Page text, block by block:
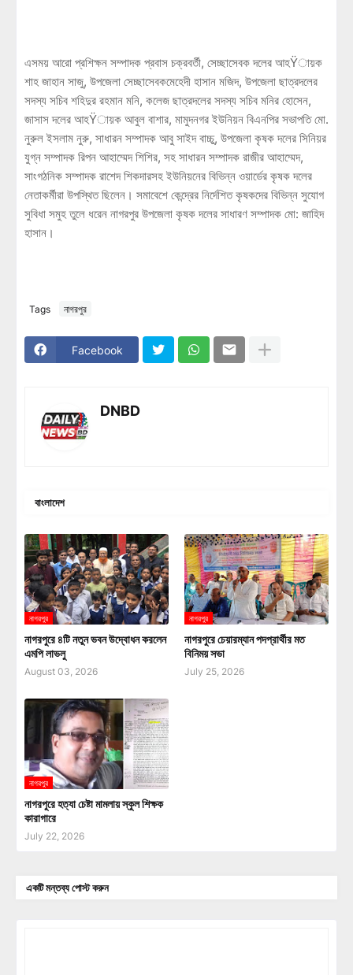
এসময় আরো প্রশিক্ষন সম্পাদক প্রবাস চক্রবর্তী, সেচ্ছাসেবক দলের আহŸায়ক
শাহ জাহান সাজু, উপজেলা সেচ্ছাসেবকমেহেদী হাসান মজিদ, উপজেলা ছাত্রদলের
সদস্য সচিব শহিদুর রহমান মনি, কলেজ ছাত্রদলের সদস্য সচিব মনির হোসেন,
জাসাস দলের আহŸায়ক আবুল বাশার, মামুদনগর ইউনিয়ন বিএনপির সভাপতি মো.
নুরুল ইসলাম নুরু, সাধারন সম্পাদক আবু সাইদ বাচ্চু, উপজেলা কৃষক দলের সিনিয়র
যুগ্ন সম্পাদক রিপন আহাম্মেদ শিশির, সহ সাধারন সম্পাদক রাজীর আহাম্মেদ,
সাংগঠনিক সম্পাদক রাশেদ শিকদারসহ ইউনিয়নের বিভিন্ন ওয়ার্ডের কৃষক দলের
নেতাকর্মীরা উপস্থিত ছিলেন। সমাবেশে কেন্দ্রের নির্দেশিত কৃষকদের বিভিন্ন সুযোগ
সুবিধা সমুহ তুলে ধরেন নাগরপুর উপজেলা কৃষক দলের সাধারণ সম্পাদক মো: জাহিদ
হাসান।
Tags নাগরপুর
Facebook
DNBD
বাংলাদেশ
নাগরপুর
নাগরপুরে ৪টি নতুন ভবন উদ্বোধন করলেন
এমপি লাভলু
August 03, 2026
নাগরপুর
নাগরপুরে চেয়ারম্যান পদপ্রার্থীর মত
বিনিময় সভা
July 25, 2026
নাগরপুর
নাগরপুরে হত্যা চেষ্টা মামলায় স্কুল শিক্ষক
কারাগারে
July 22, 2026
একটি মন্তব্য পোস্ট করুন